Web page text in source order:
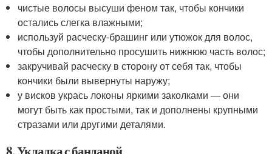
чистые волосы высуши феном так, чтобы кончики
остались слегка влажными;
используй расческу-брашинг или утюжок для волос,
чтобы дополнительно просушить нижнюю часть волос;
закручивай расческу в сторону от себя так, чтобы
кончики были вывернуты наружу;
у висков укрась локоны яркими заколками — они
могут быть как простыми, так и дополнены крупными
стразами или другими деталями.